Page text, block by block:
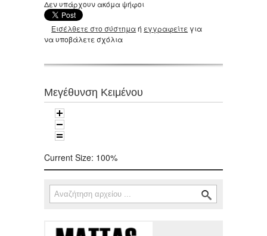
Δεν υπάρχουν ακόμα ψήφοι
Εισέλθετε στο σύστημαή εγγραφείτε για
να υποβάλετε σχόλια
Μεγέθυνση Κειμένου
Current Size: 100%
Φόρμα αναζήτησης
Αναζήτηση